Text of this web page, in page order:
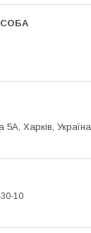
5А, Харків, Україна
10